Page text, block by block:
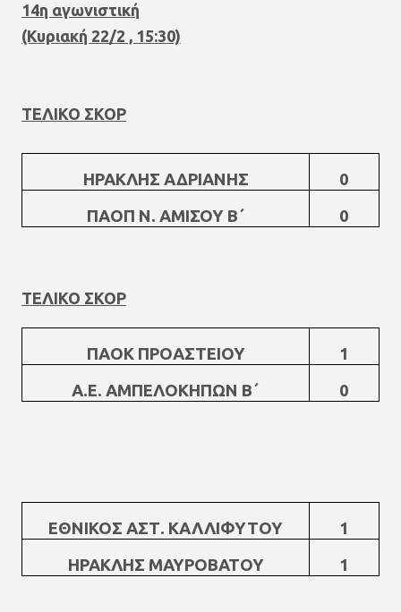
14η αγωνιστική
(Κυριακή 22/2 , 15:30)
ΤΕΛΙΚΟ ΣΚΟΡ
ΗΡΑΚΛΗΣ ΑΔΡΙΑΝΗΣ
0
ΠΑΟΠ Ν. ΑΜΙΣΟΥ Β΄
0
ΤΕΛΙΚΟ ΣΚΟΡ
ΠΑΟΚ ΠΡΟΑΣΤΕΙΟΥ
1
Α.Ε. ΑΜΠΕΛΟΚΗΠΩΝ Β΄
0
ΕΘΝΙΚΟΣ ΑΣΤ. ΚΑΛΛΙΦΥΤΟΥ
1
ΗΡΑΚΛΗΣ ΜΑΥΡΟΒΑΤΟΥ
1